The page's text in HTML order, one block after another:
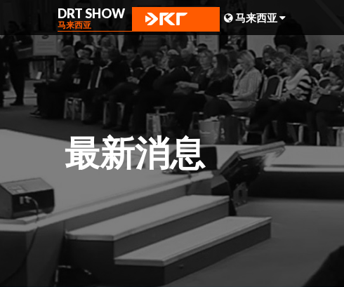
DRT SHOW
马来西亚
马来西亚
马来西亚
上海
台湾
印尼
北京
菲律宾
香港
最新消息